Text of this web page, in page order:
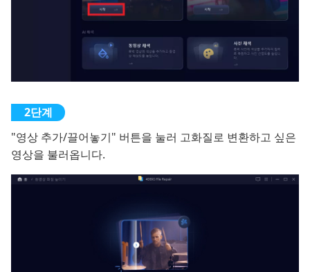
"영상 추가/끌어놓기" 버튼을 눌러 고화질로 변환하고 싶은
영상을 불러옵니다.